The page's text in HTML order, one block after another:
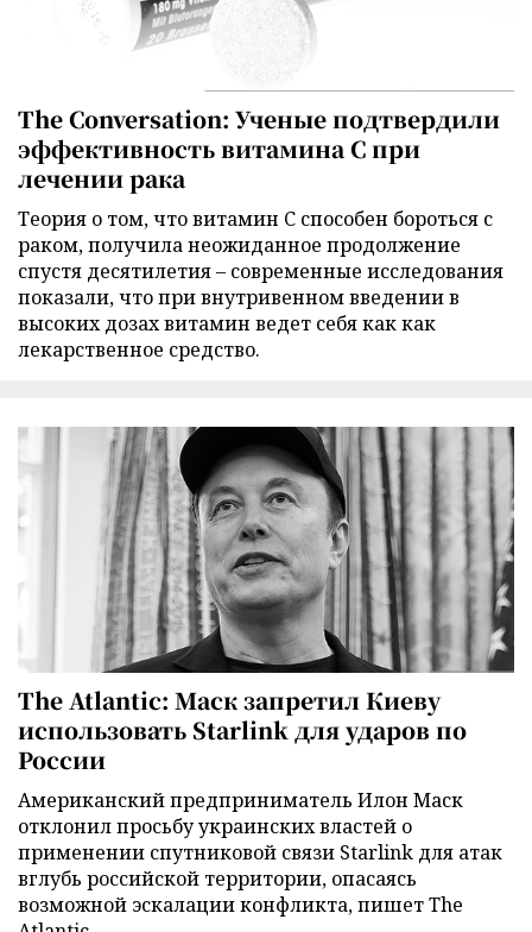
The Conversation: Ученые подтвердили
эффективность витамина C при
лечении рака
Теория о том, что витамин C способен бороться с
раком, получила неожиданное продолжение
спустя десятилетия – современные исследования
показали, что при внутривенном введении в
высоких дозах витамин ведет себя как как
лекарственное средство.
The Atlantic: Маск запретил Киеву
использовать Starlink для ударов по
России
Американский предприниматель Илон Маск
отклонил просьбу украинских властей о
применении спутниковой связи Starlink для атак
вглубь российской территории, опасаясь
возможной эскалации конфликта, пишет The